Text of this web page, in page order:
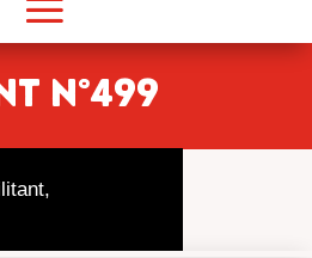
n°499
,